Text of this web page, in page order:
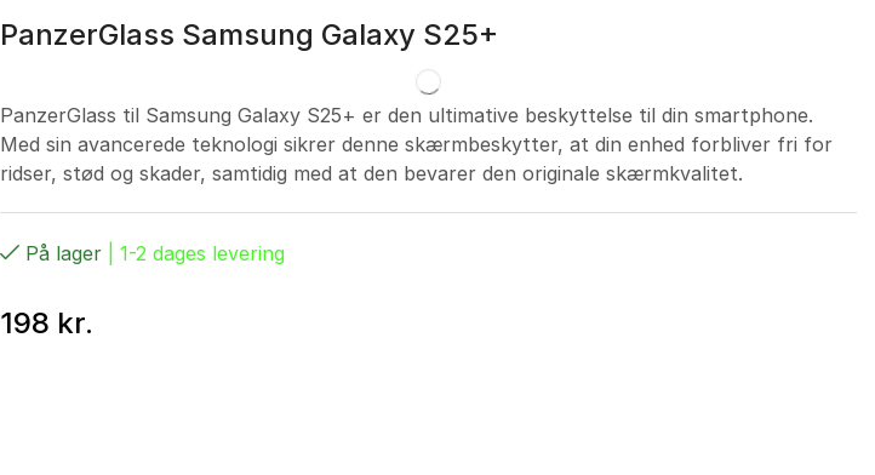
PanzerGlass Samsung Galaxy S25+
PanzerGlass til Samsung Galaxy S25+ er den ultimative beskyttelse til din smartphone.
Med sin avancerede teknologi sikrer denne skærmbeskytter, at din enhed forbliver fri for
ridser, stød og skader, samtidig med at den bevarer den originale skærmkvalitet.
På lager| 1-2 dages levering
198 kr.